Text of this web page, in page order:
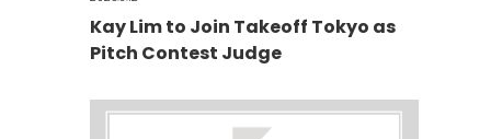
Kay Lim to Join Takeoff Tokyo as
Pitch Contest Judge